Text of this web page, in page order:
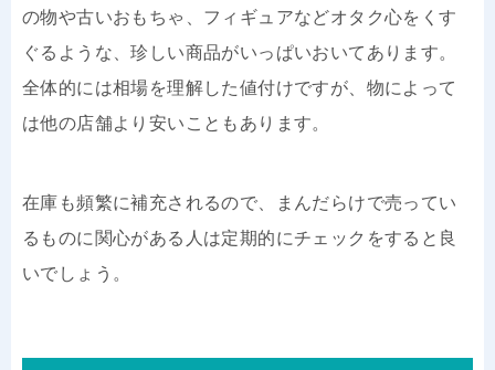
の物や古いおもちゃ、フィギュアなどオタク心をくす
ぐるような、珍しい商品がいっぱいおいてあります。
全体的には相場を理解した値付けですが、物によって
は他の店舗より安いこともあります。
在庫も頻繁に補充されるので、まんだらけで売ってい
るものに関心がある人は定期的にチェックをすると良
いでしょう。